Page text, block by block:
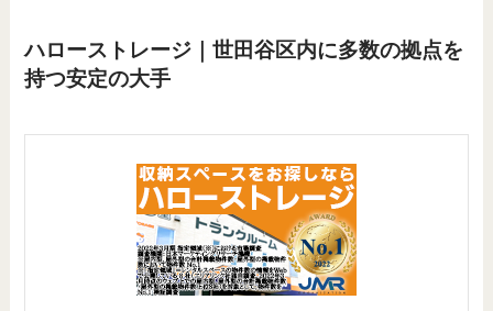
ハローストレージ｜世田谷区内に多数の拠点を
持つ安定の大手